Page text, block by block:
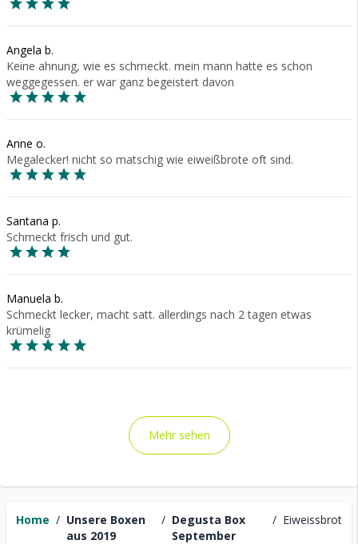
Home / Unsere Boxen
aus 2019
/ Degusta Box
September
/ Eiweissbrot
Angela b.
Keine ahnung, wie es schmeckt. mein mann hatte es schon
weggegessen. er war ganz begeistert davon
Anne o.
Megalecker! nicht so matschig wie eiweißbrote oft sind.
Santana p.
Schmeckt frisch und gut.
Manuela b.
Schmeckt lecker, macht satt. allerdings nach 2 tagen etwas
krümelig
Mehr sehen